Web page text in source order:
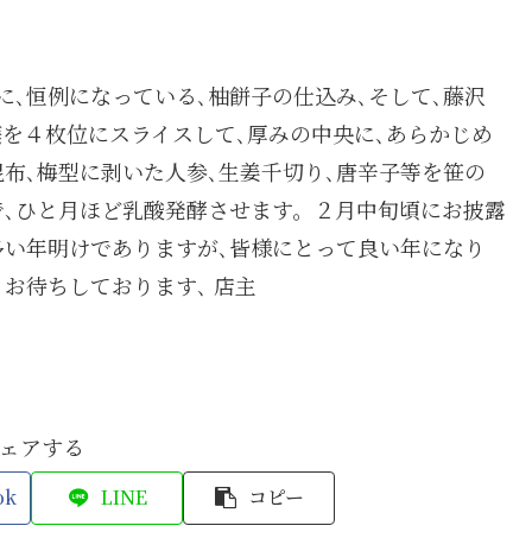
恒例になっている､柚餅子の仕込み､そして､藤沢
４枚位にスライスして､厚みの中央に､あらかじめ
､梅型に剥いた人参､生姜千切り､唐辛子等を笹の
と月ほど乳酸発酵させます。２月中旬頃にお披露
年明けでありますが､皆様にとって良い年になり
待ちしております､ 店主
アする
LINE コピー